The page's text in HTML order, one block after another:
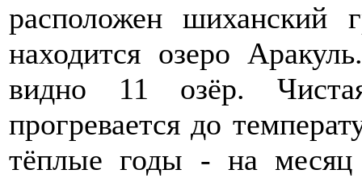
расположен шиханский
находится озеро
видно 11 озёр.
прогревается до
тёплые годы - на